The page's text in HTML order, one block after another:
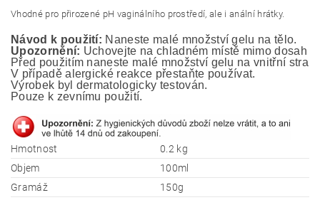
Vhodné pro přirozené pH vaginálního prostředí, ale i anální hrátky.
Návod k použití: Naneste malé množství gelu na tělo.
Upozornění: Uchovejte na chladném místě mimo dosah
Před použitím naneste malé množství gelu na vnitřní
V případě alergické reakce přestaňte používat.
Výrobek byl dermatologicky testován.
Pouze k zevnímu použití.
Hmotnost
0.2 kg
Objem
100ml
Gramáž
150g